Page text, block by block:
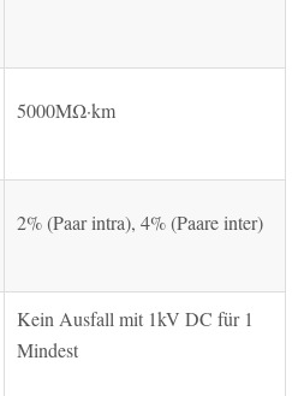
5000MΩ·km
2% (Paar intra), 4% (Paare inter)
Kein Ausfall mit 1kV DC für 1
Mindest